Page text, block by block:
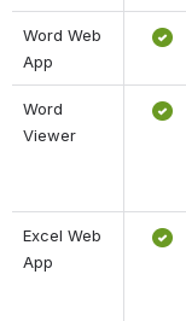
Word Web
App
Word
Viewer
Excel Web
App